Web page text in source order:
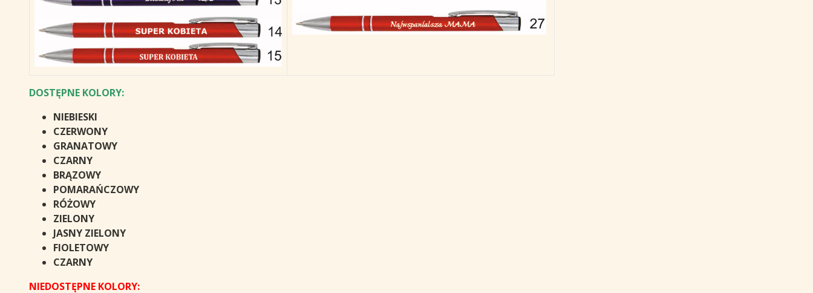
DOSTĘPNE KOLORY:
NIEBIESKI
CZERWONY
GRANATOWY
CZARNY
BRĄZOWY
POMARAŃCZOWY
RÓŻOWY
ZIELONY
JASNY ZIELONY
FIOLETOWY
CZARNY
NIEDOSTĘPNE KOLORY: